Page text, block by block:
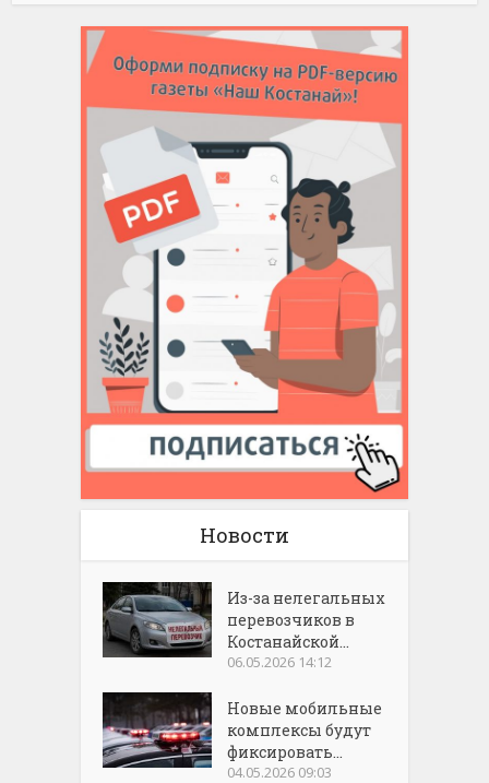
Новости
Из-за нелегальных
перевозчиков в
Костанайской...
06.05.2026 14:12
Новые мобильные
комплексы будут
фиксировать...
04.05.2026 09:03